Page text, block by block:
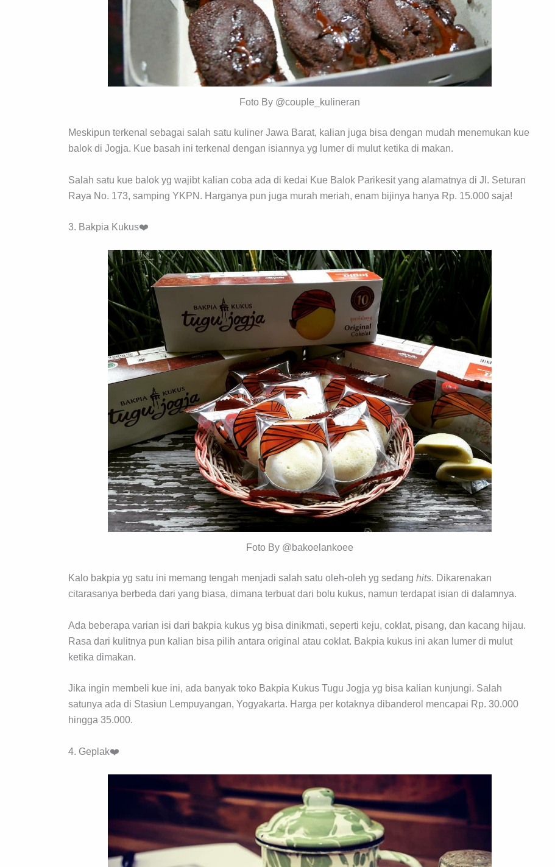
Foto By @couple_kulineran
Meskipun terkenal sebagai salah satu kuliner Jawa Barat, kalian juga bisa dengan mudah menemukan kue
balok di Jogja. Kue basah ini terkenal dengan isiannya yg lumer di mulut ketika di makan.
Salah satu kue balok yg wajibt kalian coba ada di kedai Kue Balok Parikesit yang alamatnya di Jl. Seturan
Raya No. 173, samping YKPN. Harganya pun juga murah meriah, enam bijinya hanya Rp. 15.000 saja!
3. Bakpia Kukus❤️
Foto By @bakoelankoee
Kalo bakpia yg satu ini memang tengah menjadi salah satu oleh-oleh yg sedang hits. Dikarenakan
citarasanya berbeda dari yang biasa, dimana terbuat dari bolu kukus, namun terdapat isian di dalamnya.
Ada beberapa varian isi dari bakpia kukus yg bisa dinikmati, seperti keju, coklat, pisang, dan kacang hijau.
Rasa dari kulitnya pun kalian bisa pilih antara original atau coklat. Bakpia kukus ini akan lumer di mulut
ketika dimakan.
Jika ingin membeli kue ini, ada banyak toko Bakpia Kukus Tugu Jogja yg bisa kalian kunjungi. Salah
satunya ada di Stasiun Lempuyangan, Yogyakarta. Harga per kotaknya dibanderol mencapai Rp. 30.000
hingga 35.000.
4. Geplak❤️